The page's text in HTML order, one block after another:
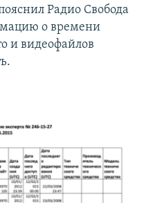
Радио Свобода
о времени
и видеофайлов